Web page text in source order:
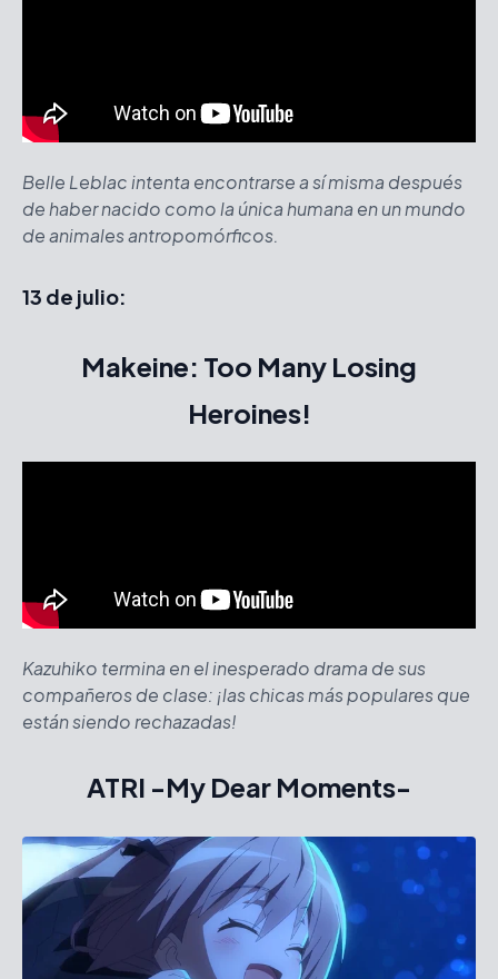
Belle Leblac intenta encontrarse a sí misma después
de haber nacido como la única humana en un mundo
de animales antropomórficos.
13 de julio:
Makeine: Too Many Losing
Heroines!
Kazuhiko termina en el inesperado drama de sus
compañeros de clase: ¡las chicas más populares que
están siendo rechazadas!
ATRI -My Dear Moments-